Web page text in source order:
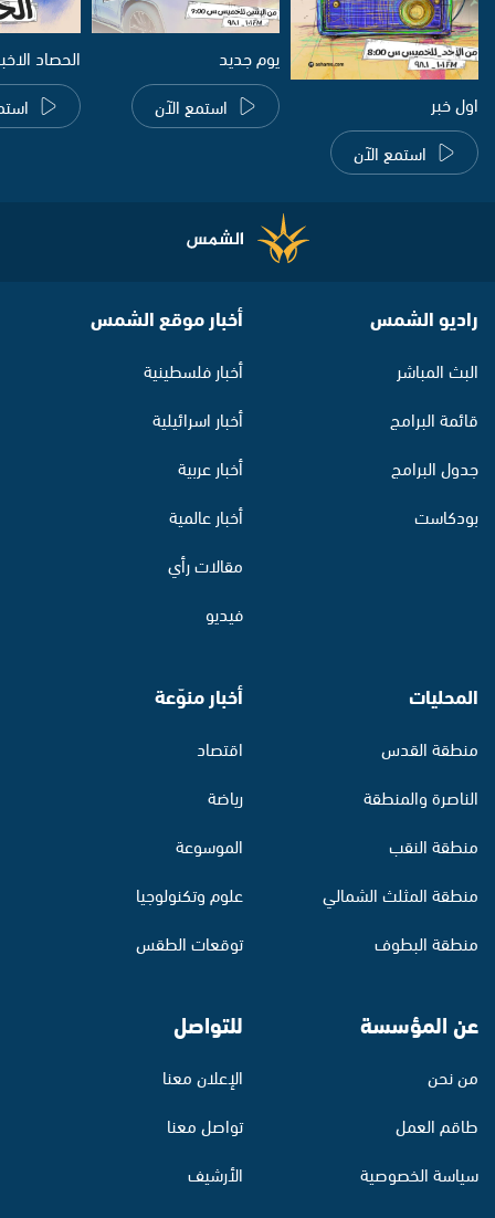
اول خبر
استمع الآن
يوم جديد
استمع الآن
الحصاد
راديو الشمس
البث المباشر
قائمة البرامج
جدول البرامج
بودكاست
أخبار موقع الشمس
أخبار فلسطينية
أخبار اسرائيلية
أخبار عربية
أخبار عالمية
مقالات رأي
فيديو
المحليات
منطقة القدس
الناصرة والمنطقة
منطقة النقب
منطقة المثلث الشمالي
منطقة البطوف
أخبار منوّعة
اقتصاد
رياضة
الموسوعة
علوم وتكنولوجيا
توقعات الطقس
عن المؤسسة
من نحن
طاقم العمل
سياسة الخصوصية
للتواصل
الإعلان معنا
تواصل معنا
الأرشيف